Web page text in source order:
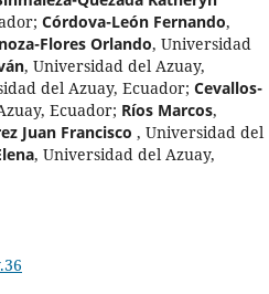
; Córdova-León Fernando,
Flores Orlando, Universidad
, Universidad del Azuay,
del Azuay, Ecuador; Cevallos-
Ecuador; Ríos Marcos,
Juan Francisco , Universidad del
, Universidad del Azuay,